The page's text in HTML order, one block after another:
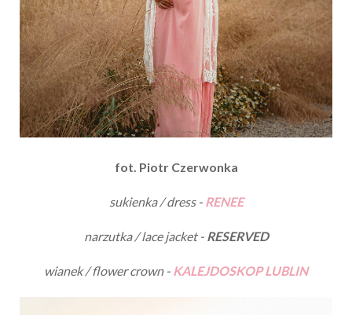
fot. Piotr Czerwonka
sukienka / dress - RENEE
narzutka / lace jacket - RESERVED
wianek / flower crown - KALEJDOSKOP LUBLIN